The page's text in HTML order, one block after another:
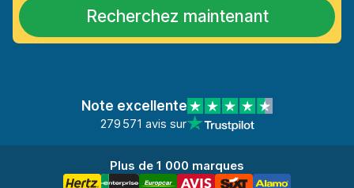
Recherchez maintenant
Note excellente
279 571 avis sur
Plus de 1 000 marques